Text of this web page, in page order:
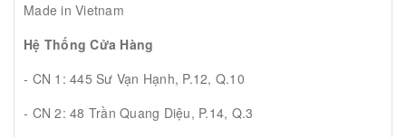
Made in Vietnam
Hệ Thống Cửa Hàng
- CN 1: 445 Sư Vạn Hạnh, P.12, Q.10
- CN 2: 48 Trần Quang Diệu, P.14, Q.3